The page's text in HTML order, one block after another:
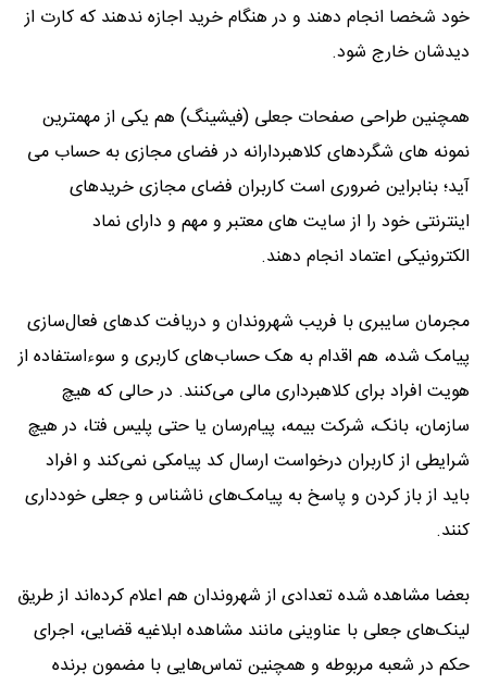
خود شخصا انجام دهند و در هنگام خرید اجازه ندهند که کارت از
دیدشان خارج شود.
همچنین طراحی صفحات جعلی (فیشینگ) هم یکی از مهمترین
نمونه های شگردهای کلاهبردارانه در فضای مجازی به حساب می
آید؛ بنابراین ضروری است کاربران فضای مجازی خریدهای
اینترنتی خود را از سایت های معتبر و مهم و دارای نماد
الکترونیکی اعتماد انجام دهند.
مجرمان سایبری با فریب شهروندان و دریافت کدهای فعال‌سازی
پیامک شده، هم اقدام به هک حساب‌های کاربری و سوءاستفاده از
هویت افراد برای کلاهبرداری مالی می‌کنند. در حالی که هیچ
سازمان، بانک، شرکت بیمه، پیام‌رسان یا حتی پلیس فتا، در هیچ
شرایطی از کاربران درخواست ارسال کد پیامکی نمی‌کند و افراد
باید از باز کردن و پاسخ به پیامک‌های ناشناس و جعلی خودداری
کنند.
بعضا مشاهده شده تعدادی از شهروندان هم اعلام کرده‌اند از طریق
لینک‌های جعلی با عناوینی مانند مشاهده ابلاغیه قضایی، اجرای
حکم در شعبه مربوطه و همچنین تماس‌هایی با مضمون برنده